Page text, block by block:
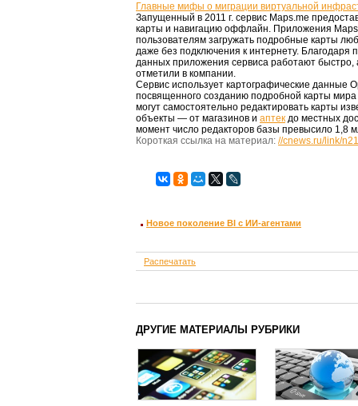
Главные мифы о миграции виртуальной
Запущенный в 2011 г. сервис Maps.me
карты и навигацию оффлайн. Приложения
пользователям загружать подробные карты
даже без подключения к интернету. Благодаря
данных приложения сервиса работают
отметили в компании.
Сервис использует картографические данные
посвященного созданию подробной карты
могут самостоятельно редактировать карты
объекты — от магазинов и аптек до местных
момент число редакторов базы превысило 1,8
Короткая ссылка на материал: //cnews.ru/link/
Новое поколение BI с ИИ-агентами
Распечатать
ДРУГИЕ МАТЕРИАЛЫ РУБРИКИ